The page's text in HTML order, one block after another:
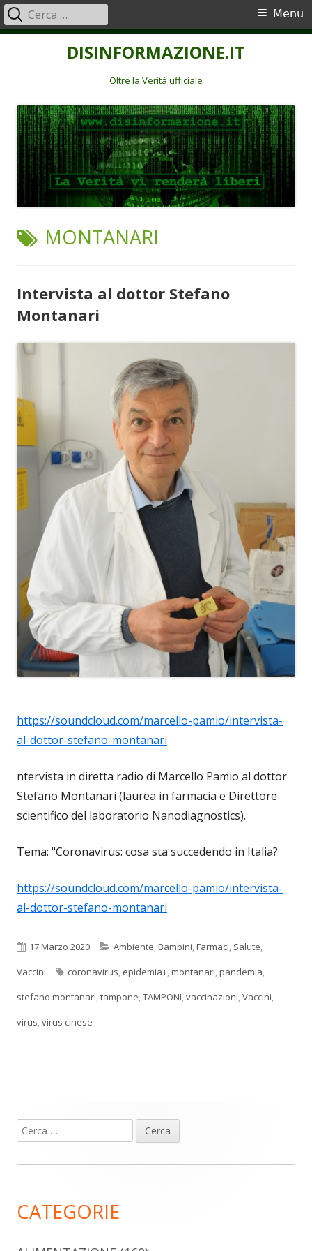
DISINFORMAZIONE.IT
Oltre la Verità ufficiale
Menu
principale
Menu
Ricerca
per:
TAG:
MONTANARI
Intervista al dottor Stefano
Montanari
https://soundcloud.com/marcello-pamio/intervista-
al-dottor-stefano-montanari
ntervista in diretta radio di Marcello Pamio al dottor
Stefano Montanari (laurea in farmacia e Direttore
scientifico del laboratorio Nanodiagnostics).
Tema: "Coronavirus: cosa sta succedendo in Italia?
https://soundcloud.com/marcello-pamio/intervista-
al-dottor-stefano-montanari
Pubblicato
17 Marzo 2020 Categorie
Ambiente,Bambini,Farmaci, Salute,
Vaccini
Tag
coronavirus, epidemia+,montanari,pandemia,
stefano montanari,tampone,TAMPONI,vaccinazioni,Vaccini,
virus,virus cinese
Barra
laterale
Ricerca
per:
CATEGORIE